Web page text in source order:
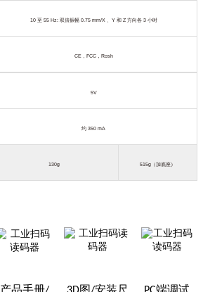
10 至 55 Hz: 双倍振幅 0.75 mm/X 、 Y 和 Z 方向各 3 小时
CE， FCC， Rosh
5V
约 350 mA
130g 515g （加底座）